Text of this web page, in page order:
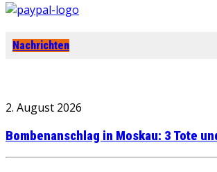
Nachrichten
2. August 2026
Bombenanschlag in Moskau: 3 Tote